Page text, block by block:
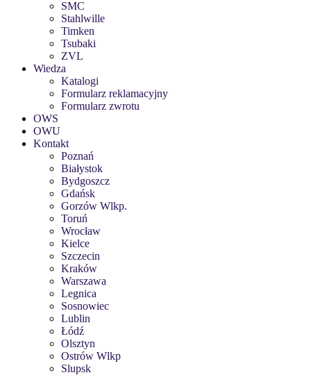
SMC
Stahlwille
Timken
Tsubaki
ZVL
Wiedza
Katalogi
Formularz reklamacyjny
Formularz zwrotu
OWS
OWU
Kontakt
Poznań
Białystok
Bydgoszcz
Gdańsk
Gorzów Wlkp.
Toruń
Wrocław
Kielce
Szczecin
Kraków
Warszawa
Legnica
Sosnowiec
Lublin
Łódź
Olsztyn
Ostrów Wlkp
Slupsk